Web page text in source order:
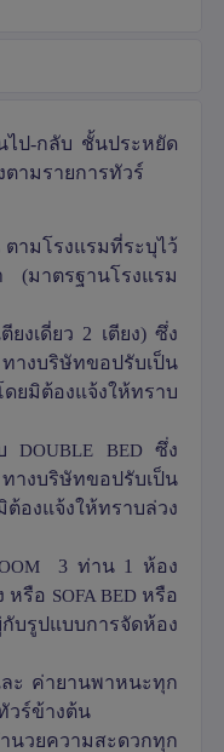
ไป-กลับ ชั้นประหยัด
ามรายการทัวร์
ามโรงแรมที่ระบุไว้
(มาตรฐานโรงแรม
ตียงเดี่ยว 2 เตียง) ซึ่ง
งบริษัทขอปรับเป็น
ยมิต้องแจ้งให้ทราบ
บDOUBLE BED ซึ่ง
งบริษัทขอปรับเป็น
องแจ้งให้ทราบล่วง
3 ท่าน 1 ห้อง
หรือ SOFA BED หรือ
บรูปแบบการจัดห้อง
ะ ค่ายานพาหนะทุก
วร์ข้างต้น
นวยความสะดวกทุก